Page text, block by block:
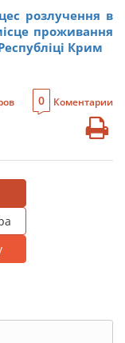
розлучення в
проживання
Крим
0 Коментарии